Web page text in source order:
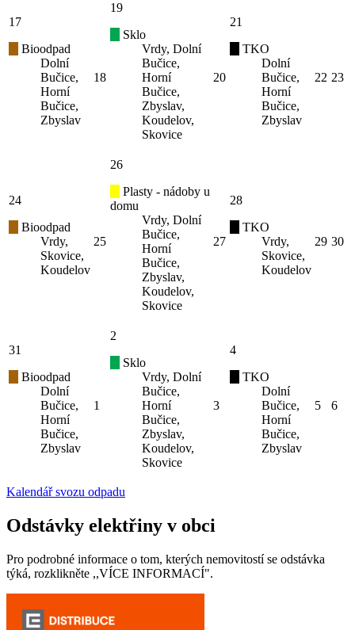
17
Bioodpad
Dolní
Bučice,
Horní
Bučice,
Zbyslav
18
19
Sklo
Vrdy, Dolní
Bučice,
Horní
Bučice,
Zbyslav,
Koudelov,
Skovice
20
21
TKO
Dolní
Bučice,
Horní
Bučice,
Zbyslav
22 23
24
Bioodpad
Vrdy,
Skovice,
Koudelov
25
26
Plasty - nádoby u
domu
Vrdy, Dolní
Bučice,
Horní
Bučice,
Zbyslav,
Koudelov,
Skovice
27
28
TKO
Vrdy,
Skovice,
Koudelov
29 30
31
Bioodpad
Dolní
Bučice,
Horní
Bučice,
Zbyslav
1
2
Sklo
Vrdy, Dolní
Bučice,
Horní
Bučice,
Zbyslav,
Koudelov,
Skovice
3
4
TKO
Dolní
Bučice,
Horní
Bučice,
Zbyslav
5 6
Kalendář svozu odpadu
Odstávky elektřiny v obci
Pro podrobné informace o tom, kterých nemovitostí se odstávka
týká, rozklikněte ,,VÍCE INFORMACÍ".